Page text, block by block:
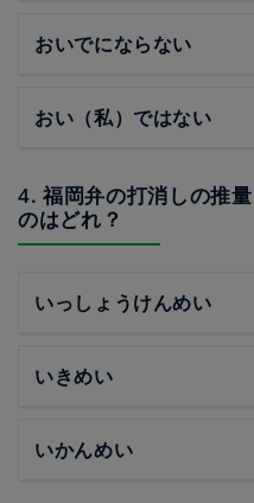
おいでにならない
おい（私）ではない
4. 福岡弁の打消しの推
のはどれ？
いっしょうけんめい
いきめい
いかんめい